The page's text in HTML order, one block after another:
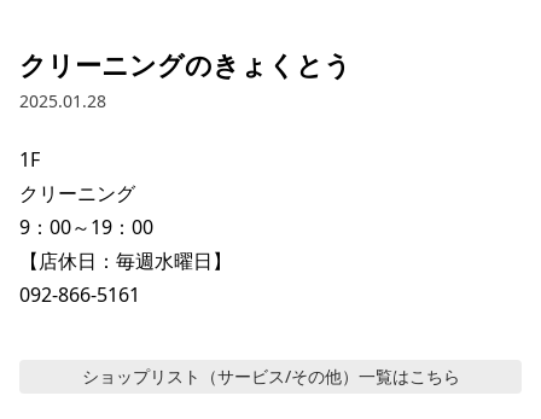
クリーニングのきょくとう
2025.01.28
1F
クリーニング
9：00～19：00
【店休日：毎週水曜日】
092-866-5161
ショップリスト（サービス/その他） 一覧はこちら